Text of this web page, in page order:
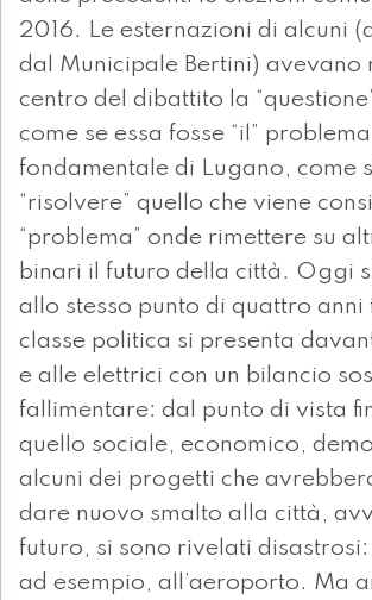
2016. Le esternazioni di alcuni
dal Municipale Bertini) avevano
centro del dibattito la
come se essa fosse “il” problema
fondamentale di Lugano, come
“risolvere” quello che viene
“problema” onde rimettere su
binari il futuro della città. Oggi
allo stesso punto di quattro anni
classe politica si presenta
e alle elettrici con un bilancio
fallimentare: dal punto di vista
quello sociale, economico,
alcuni dei progetti che
dare nuovo smalto alla città,
futuro, si sono rivelati
ad esempio, all’aeroporto. Ma